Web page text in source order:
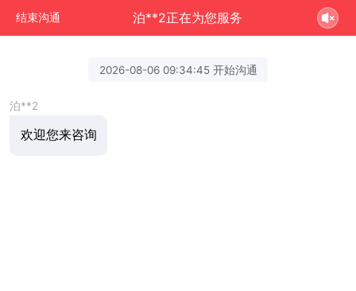
结束沟通 泊**2正在为您服务
2026-08-06 09:34:45 开始沟通
泊**2
欢迎您来咨询